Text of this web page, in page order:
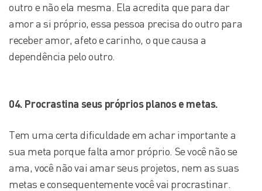
outro e não ela mesma. Ela acredita que para dar
amor a si próprio, essa pessoa precisa do outro para
receber amor, afeto e carinho, o que causa a
dependência pelo outro.
04. Procrastina seus próprios planos e metas.
Tem uma certa dificuldade em achar importante a
sua meta porque falta amor próprio. Se você não se
ama, você não vai amar seus projetos, nem as suas
metas e consequentemente você vai procrastinar.